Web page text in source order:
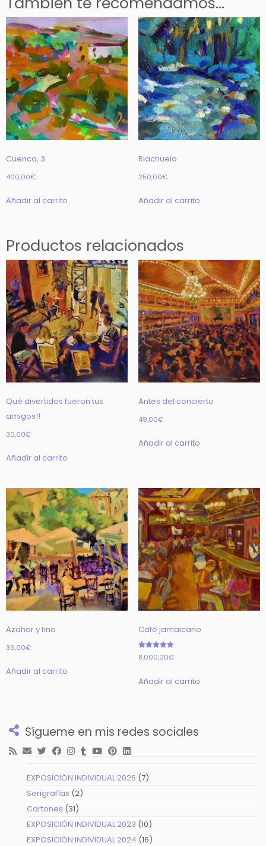
Cuenca, 3
400,00€
Añadir al carrito
Riachuelo
250,00€
Añadir al carrito
Productos relacionados
Qué divertidos fueron tus
amigos!!
30,00€
Añadir al carrito
Antes del concierto
49,00€
Añadir al carrito
Azahar y fino
39,00€
Añadir al carrito
Café jamaicano
Valorado
con
8.000,00€
Añadir al carrito
Sígueme en mis redes sociales
EXPOSICIÓN INDIVIDUAL 2026 77
Serigrafías 22
Cartones 3131
productos
EXPOSICIÓN INDIVIDUAL 2023 1010
productos
EXPOSICIÓN INDIVIDUAL 2024 1616